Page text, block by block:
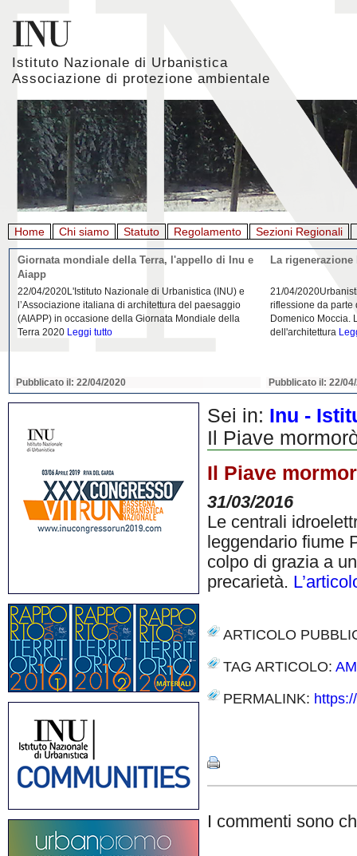
Istituto Nazionale di Urbanistica
Associazione di protezione ambientale
Home Chi siamo Statuto Regolamento Sezioni Regionali
Giornata mondiale della Terra, l'appello di Inu e
Aiapp
22/04/2020L'Istituto Nazionale di Urbanistica (INU) e
l’Associazione italiana di architettura del paesaggio
(AIAPP) in occasione della Giornata Mondiale della
Terra 2020 Leggi tutto
Pubblicato il: 22/04/2020
La
21/04/
riflessione da parte
Domenico Moccia.
dell'architettura
Pubblicato il: 22/
Sei in: Inu -
Il Piave
Il Piave
31/03/2016
Le centrali
leggendario fiume
colpo di grazia a
precarietà.
ARTICOLO
TAG ARTICOLO:
PERMALINK:
I commenti sono